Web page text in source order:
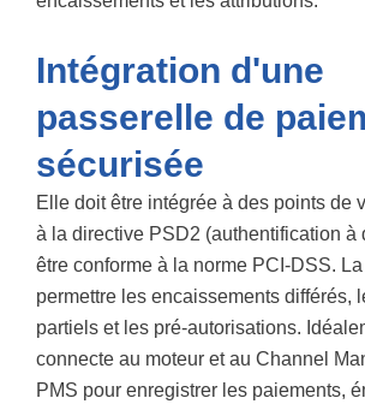
Intégration d'une
passerelle de
sécurisée
Elle doit être intégrée à des points de
à la directive PSD2 (authentification à
être conforme à la norme PCI-DSS.
permettre les encaissements différés,
partiels et les pré-autorisations.
connecte au moteur et au Channel
PMS pour enregistrer les paiements,